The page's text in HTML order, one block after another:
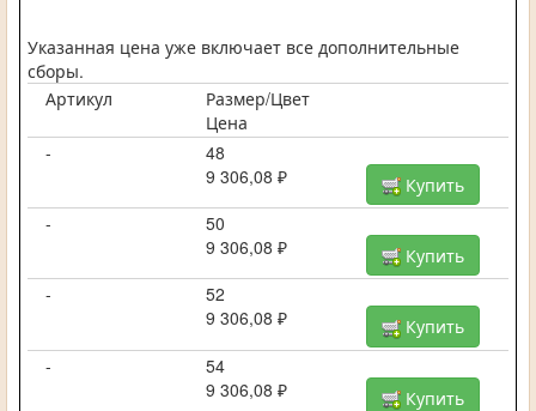
Указанная цена уже включает все дополнительные
сборы.
Артикул
Размер/Цвет
Цена
-
48
9 306,08 ₽
Купить
-
50
9 306,08 ₽
Купить
-
52
9 306,08 ₽
Купить
-
54
9 306,08 ₽
Купить